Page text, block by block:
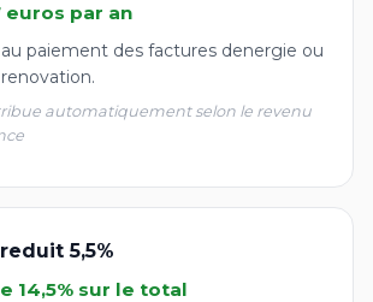
euros par an
paiement des factures denergie ou
automatiquement selon le revenu
5,5%
14,5% sur le total